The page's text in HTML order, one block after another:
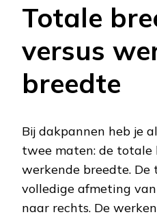
Totale
versus
breedte
Bij dakpannen heb je
twee maten: de totale
werkende breedte.
volledige afmeting
naar rechts. De